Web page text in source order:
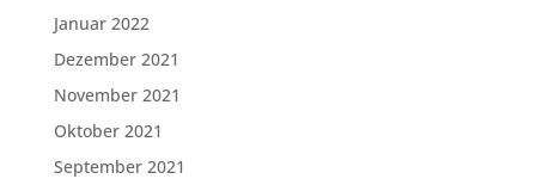
Januar 2022
Dezember 2021
November 2021
Oktober 2021
September 2021